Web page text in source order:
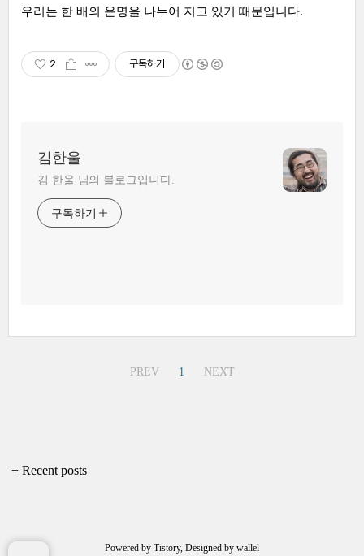
우리는 한 배의 운명을 나누어 지고 있기 때문입니다.
2 구독하기
김한울
김 한울 님의 블로그입니다.
구독하기
PREV 1 NEXT
+ Recent posts
Powered by Tistory, Designed by wallel